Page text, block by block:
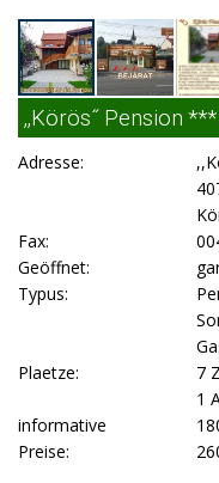
,,Körös˝ Pension ***
Adresse:
Fax:
Geöffnet:
Typus:
Plaetze:
7
1
informative
Preise: